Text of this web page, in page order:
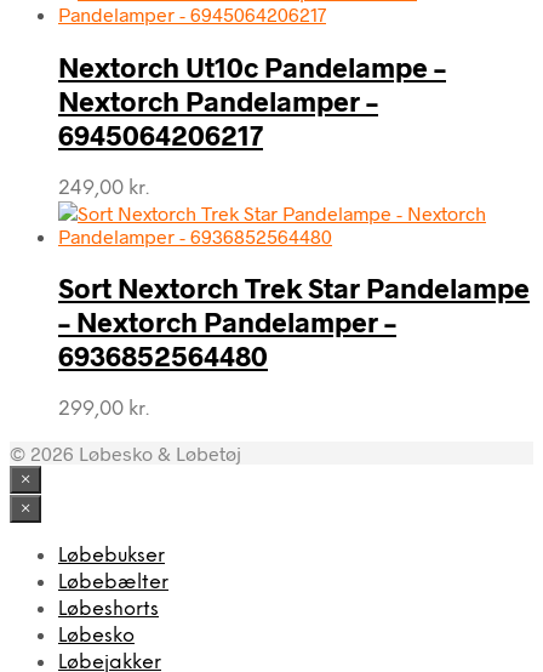
pris
475,00 kr..
pris
380,00 kr..
Nextorch Ut10c Pandelampe –
Nextorch Pandelamper –
6945064206217
249,00 kr.
Sort Nextorch Trek Star Pandelampe
– Nextorch Pandelamper –
6936852564480
299,00 kr.
© 2026 Løbesko & Løbetøj
×
×
Løbebukser
Løbebælter
Løbeshorts
Løbesko
Løbejakker